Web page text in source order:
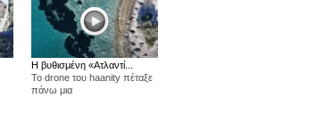
Η βυθισμένη «Ατλαντί...
Το drone του haanity πέταξε
πάνω μια